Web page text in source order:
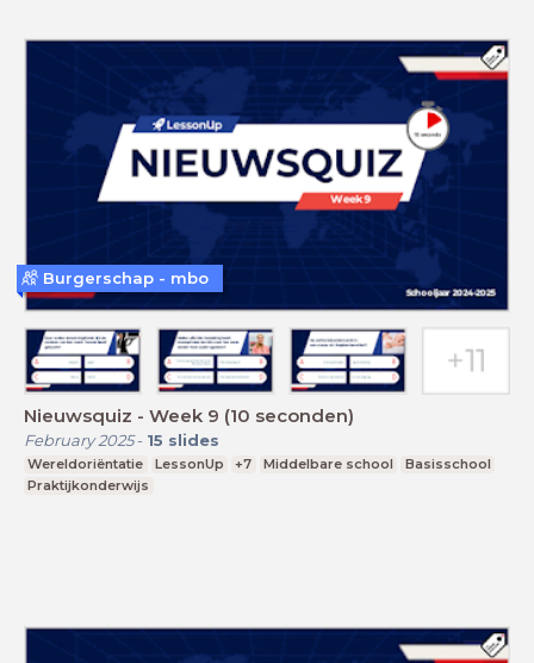
Nieuwsquiz - Week 9 (10 seconden)
February 2025- 15 slides
Wereldoriëntatie LessonUp +7 Middelbare school
Basisschool
Praktijkonderwijs
Burgerschap - mbo